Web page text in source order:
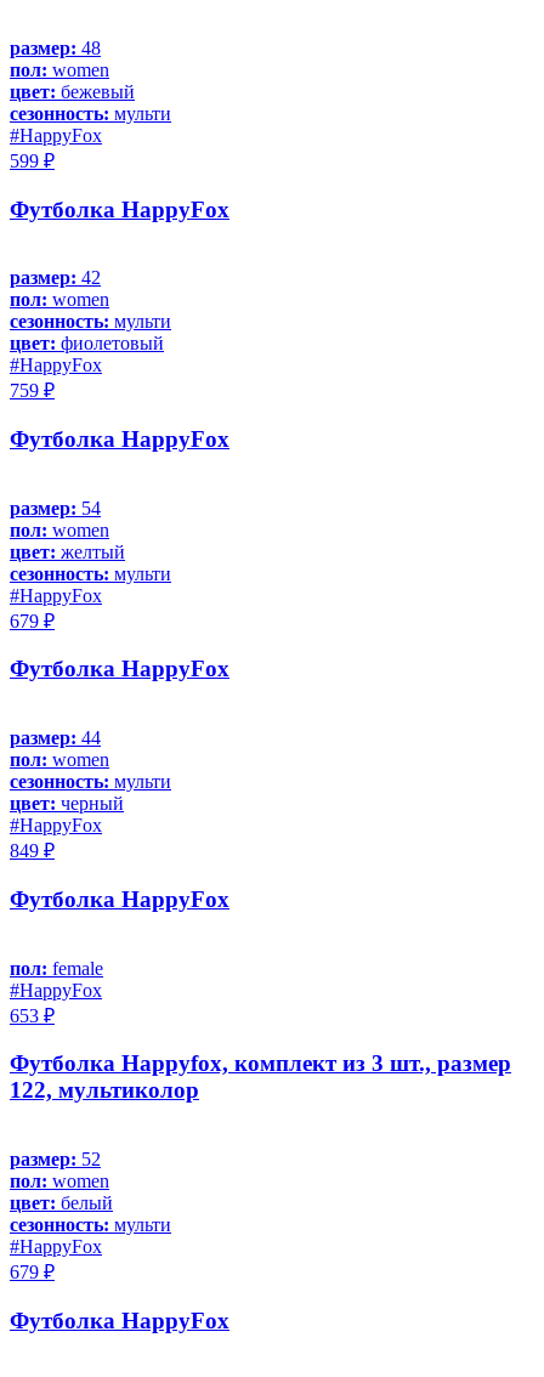
размер: 48
пол: women
цвет: бежевый
сезонность: мульти
#HappyFox
599 ₽
Футболка HappyFox
размер: 42
пол: women
сезонность: мульти
цвет: фиолетовый
#HappyFox
759 ₽
Футболка HappyFox
размер: 54
пол: women
цвет: желтый
сезонность: мульти
#HappyFox
679 ₽
Футболка HappyFox
размер: 44
пол: women
сезонность: мульти
цвет: черный
#HappyFox
849 ₽
Футболка HappyFox
пол: female
#HappyFox
653 ₽
Футболка Happyfox, комплект из 3 шт., размер
122, мультиколор
размер: 52
пол: women
цвет: белый
сезонность: мульти
#HappyFox
679 ₽
Футболка HappyFox